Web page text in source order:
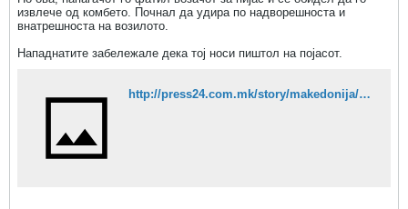
извлече од комбето. Почнал да удира по надворешноста и
внатрешноста на возилото.
Нападнатите забележале дека тој носи пиштол на појасот.
http://press24.com.mk/story/makedonija/incident-vo-tetovo-%E2%80%9Eova-e-osveta-za-decata-albanci-koi-gi-tepate-vo-skopje%E2%80%9C